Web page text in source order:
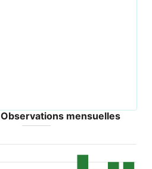
Observations mensuelles